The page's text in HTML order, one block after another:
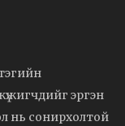
эргэн
нь сонирхолтой